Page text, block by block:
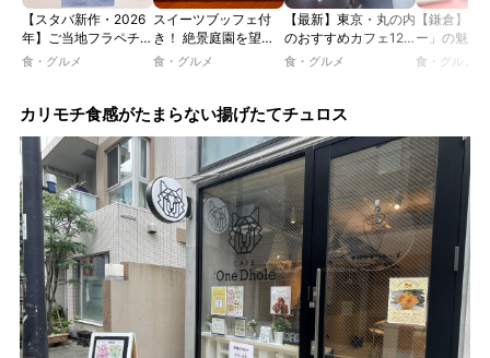
【スタバ新作・2026
年】ご当地フラペチー
ノが新登場！ 地域と
JIMOTO
PROGRAM」が青
森・群馬・沖縄で始
動。6種類を飲んで実
食レポート
食・グルメ
スイーツブッフェ付
き！ 絶景庭園を望む
ホテルレストランで味
ツトレンドVol.105】
食・グルメ
【最新】東京・丸の内
のおすすめカフェ12
選｜ひとりでゆったり
るカフェ、優雅なホテ
食・グルメ
【鎌倉】「
ー」の魅力
説！ 定番商
食・グルメ
カリモチ食感がたまらない揚げたてチュロス